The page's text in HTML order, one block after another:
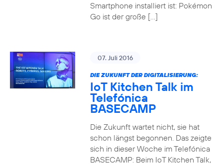
Smartphone installiert ist: Pokémon
Go ist der große […]
07. Juli 2016
DIE ZUKUNFT DER DIGITALISIERUNG:
IoT Kitchen Talk im
Telefónica
BASECAMP
Die Zukunft wartet nicht, sie hat
schon längst begonnen. Das zeigte
sich in dieser Woche im Telefónica
BASECAMP: Beim IoT Kitchen Talk,